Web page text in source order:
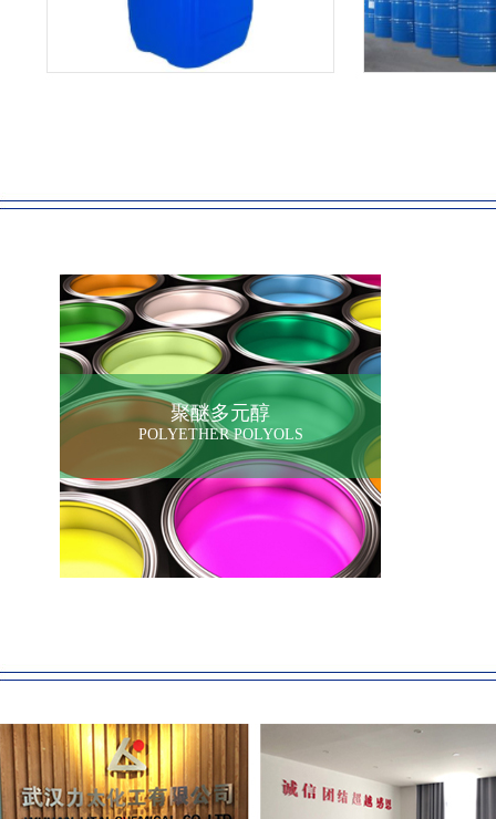
聚醚多元醇
POLYETHER POLYOLS